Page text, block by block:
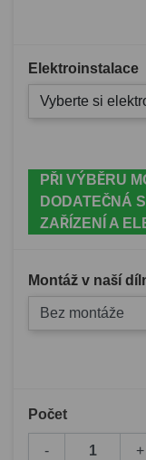
Elektroinstalace
Vyberte si
PŘI VÝBĚRU
DODATEČNÁ
ZAŘÍZENÍ A
Montáž v naší
Bez montáže
Počet
- +